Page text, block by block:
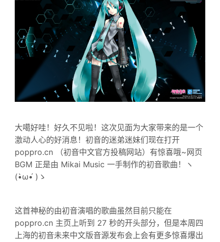
大噶好哇！好久不见啦！这次见面为大家带来的是一个
激动人心的好消息！初音的迷弟迷妹们现在打开
poppro.cn （初音中文官方投稿网站）有惊喜哦~网页
BGM 正是由 Mikai Music 一手制作的初音歌曲！ヽ
(•̀ω•́ )ゝ
这首神秘的由初音演唱的歌曲虽然目前只能在
poppro.cn 主页上听到 27 秒的开头部分，但是本周四
上海的初音未来中文版音源发布会上会有更多惊喜爆出